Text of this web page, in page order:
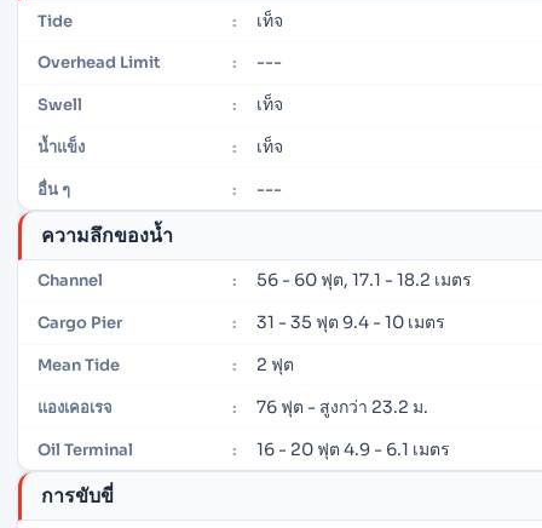
Tide : เท็จ
Overhead Limit : ---
Swell : เท็จ
น้ำแข็ง : เท็จ
อื่น ๆ : ---
ความลึกของน้ำ
Channel : 56 - 60 ฟุต, 17.1 - 18.2 เมตร
Cargo Pier : 31 - 35 ฟุต 9.4 - 10 เมตร
Mean Tide : 2 ฟุต
แองเคอเรจ : 76 ฟุต - สูงกว่า 23.2 ม.
Oil Terminal : 16 - 20 ฟุต 4.9 - 6.1 เมตร
การขับขี่